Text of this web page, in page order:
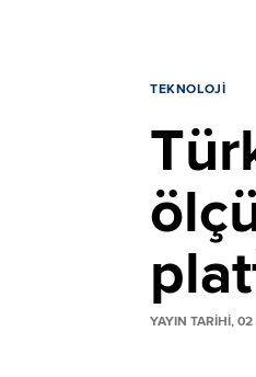
TEKNOLOJI
YAYIN TARİHİ,